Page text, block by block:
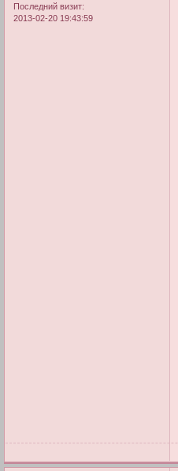
Последний визит:
2013-02-20 19:43:59